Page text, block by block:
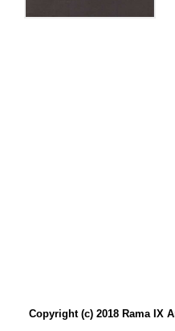
Copyright (c) 2018 Rama IX